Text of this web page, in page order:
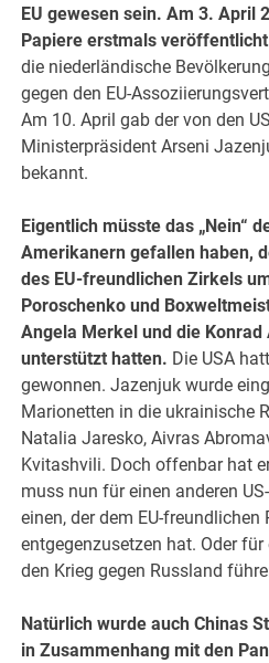
EU gewesen sein. Am 3. April
Papiere erstmals
die niederländische
gegen den EU-
Am 10. April gab der von den
Ministerpräsident Arseni
bekannt.
Eigentlich müsste das „Nein“
Amerikanern gefallen haben,
des EU-freundlichen Zirkels
Poroschenko und
Angela Merkel und die
unterstützt hatten. Die USA
gewonnen. Jazenjuk wurde
Marionetten in die ukrainische
Natalia Jaresko, Aivras
Kvitashvili. Doch offenbar hat
muss nun für einen anderen
einen, der dem EU-
entgegenzusetzen hat. Oder für
den Krieg gegen Russland
Natürlich wurde auch Chinas
in Zusammenhang mit den